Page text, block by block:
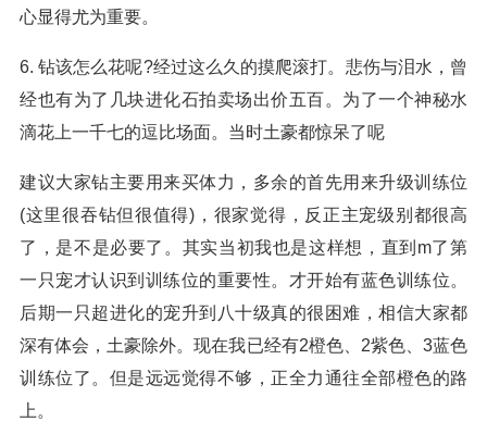
心显得尤为重要。
6. 钻该怎么花呢?经过这么久的摸爬滚打。悲伤与泪水，曾
经也有为了几块进化石拍卖场出价五百。为了一个神秘水
滴花上一千七的逗比场面。当时土豪都惊呆了呢
建议大家钻主要用来买体力，多余的首先用来升级训练位
(这里很吞钻但很值得)，很家觉得，反正主宠级别都很高
了，是不是必要了。其实当初我也是这样想，直到m了第
一只宠才认识到训练位的重要性。才开始有蓝色训练位。
后期一只超进化的宠升到八十级真的很困难，相信大家都
深有体会，土豪除外。现在我已经有2橙色、2紫色、3蓝色
训练位了。但是远远觉得不够，正全力通往全部橙色的路
上。